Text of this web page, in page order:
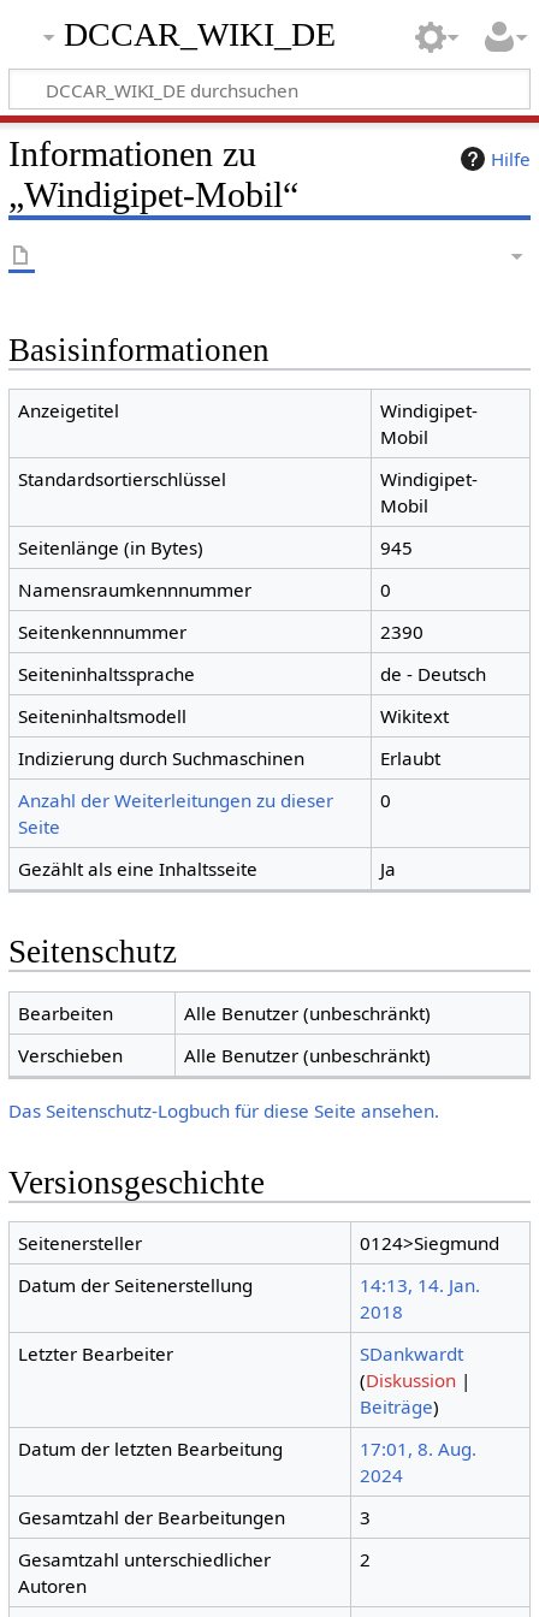
DCCAR_WIKI_DE
Hilfe
Informationen zu
„Windigipet-Mobil“
Basisinformationen
Anzeigetitel
Windigipet-
Mobil
Standardsortierschlüssel
Windigipet-
Mobil
Seitenlänge (in Bytes)
945
Namensraumkennnummer
0
Seitenkennnummer
2390
Seiteninhaltssprache
de - Deutsch
Seiteninhaltsmodell
Wikitext
Indizierung durch Suchmaschinen
Erlaubt
Anzahl der Weiterleitungen zu dieser
Seite
0
Gezählt als eine Inhaltsseite Ja
Seitenschutz
Bearbeiten
Alle Benutzer (unbeschränkt)
Verschieben
Alle Benutzer (unbeschränkt)
Das Seitenschutz-Logbuch für diese Seite ansehen.
Versionsgeschichte
Seitenersteller
0124>Siegmund
Datum der Seitenerstellung
14:13, 14. Jan.
2018
Letzter Bearbeiter
SDankwardt
(Diskussion |
Beiträge)
Datum der letzten Bearbeitung
17:01, 8. Aug.
2024
Gesamtzahl der Bearbeitungen
3
Gesamtzahl unterschiedlicher
Autoren
2